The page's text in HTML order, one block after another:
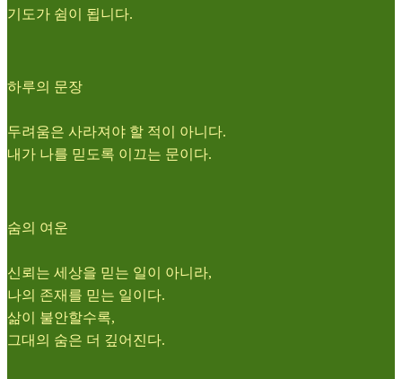
기도가 쉼이 됩니다.
하루의 문장
두려움은 사라져야 할 적이 아니다.
내가 나를 믿도록 이끄는 문이다.
숨의 여운
신뢰는 세상을 믿는 일이 아니라,
나의 존재를 믿는 일이다.
삶이 불안할수록,
그대의 숨은 더 깊어진다.